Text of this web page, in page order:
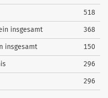
518
insgesamt 368
insgesamt 150
296
296